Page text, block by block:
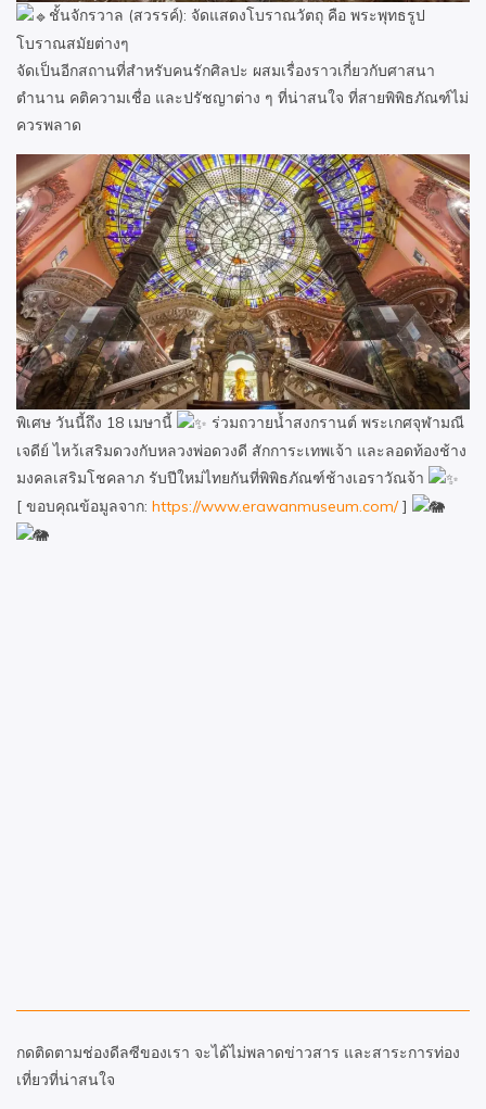
ชั้นจักรวาล (สวรรค์): จัดแสดงโบราณวัตถุ คือ พระพุทธรูป
โบราณสมัยต่างๆ
จัดเป็นอีกสถานที่สำหรับคนรักศิลปะ ผสมเรื่องราวเกี่ยวกับศาสนา
ตำนาน คติความเชื่อ และปรัชญาต่าง ๆ ที่น่าสนใจ ที่สายพิพิธภัณฑ์ไม่
ควรพลาด
พิเศษ วันนี้ถึง 18 เมษานี้
ร่วมถวายน้ำสงกรานต์ พระเกศจุฬามณี
เจดีย์ ไหว้เสริมดวงกับหลวงพ่อดวงดี สักการะเทพเจ้า และลอดท้องช้าง
มงคลเสริมโชคลาภ รับปีใหม่ไทยกันที่พิพิธภัณฑ์ช้างเอราวัณจ้า
[ ขอบคุณข้อมูลจาก: https://www.erawanmuseum.com/]
กดติดตามช่องดีลซีของเรา จะได้ไม่พลาดข่าวสาร และสาระการท่อง
เที่ยวที่น่าสนใจ